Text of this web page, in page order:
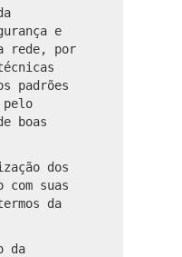
e
rede, por
padrões
boas
dos
com suas
da
da